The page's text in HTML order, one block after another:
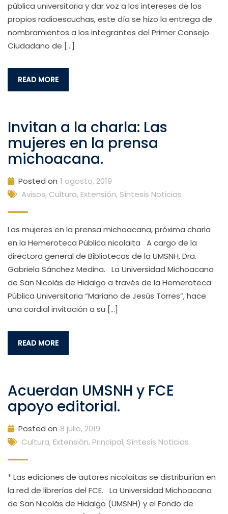
pública universitaria y dar voz a los intereses de los
propios radioescuchas, este día se hizo la entrega de
nombramientos a los integrantes del Primer Consejo
Ciudadano de […]
READ MORE
Invitan a la charla: Las
mujeres en la prensa
michoacana.
Posted on 1 agosto, 2019
Avisos, Cultura, Extensión, Síntesis Noticias
Las mujeres en la prensa michoacana, próxima charla
en la Hemeroteca Pública nicolaita A cargo de la
directora general de Bibliotecas de la UMSNH, Dra.
Gabriela Sánchez Medina. La Universidad Michoacana
de San Nicolás de Hidalgo a través de la Hemeroteca
Pública Universitaria “Mariano de Jesús Torres”, hace
una cordial invitación a su […]
READ MORE
Acuerdan UMSNH y FCE
apoyo editorial.
Posted on 8 julio, 2019
Cultura, Extensión, Principal, Síntesis Noticias
* Las ediciones de autores nicolaitas se distribuirían en
la red de librerías del FCE. La Universidad Michoacana
de San Nicolás de Hidalgo (UMSNH) y el Fondo de